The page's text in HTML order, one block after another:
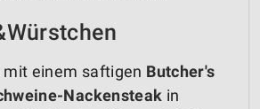
mit einem saftigen Butcher's
Nackensteak in